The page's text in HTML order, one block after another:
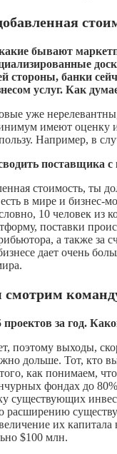
бывают
стороны, банки
услуг. Как
уже
имеют оценку
Например, в
поставщика с
стоимость, ты
есть в мире и
10 человек из
поставки
а также за
дает очень
смотрим
за год.
поэтому выходы,
дольше. Тот, кто
как понимаем,
фондах до
существующих
расширению
их
$100 млн.